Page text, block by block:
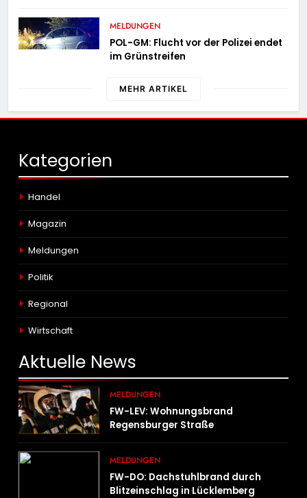
MELDUNGEN
POL-GM: Flucht vor der Polizei endet
im Grünstreifen
MEHR ARTIKEL
Kategorien
Handel
Magazin
Meldungen
Politik
Regional
Wirtschaft
Aktuelle News
MELDUNGEN
FW-LEV: Wohnungsbrand
Regensburger Straße
MELDUNGEN
FW-DO: Dachstuhlbrand durch
Blitzeinschlag in Lücklemberg